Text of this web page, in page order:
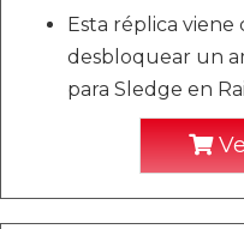
Esta réplica
desbloquear un
para Sledge en